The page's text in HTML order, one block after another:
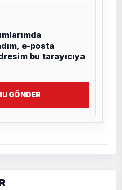
e-posta
bu tarayıcıya
GÖNDER